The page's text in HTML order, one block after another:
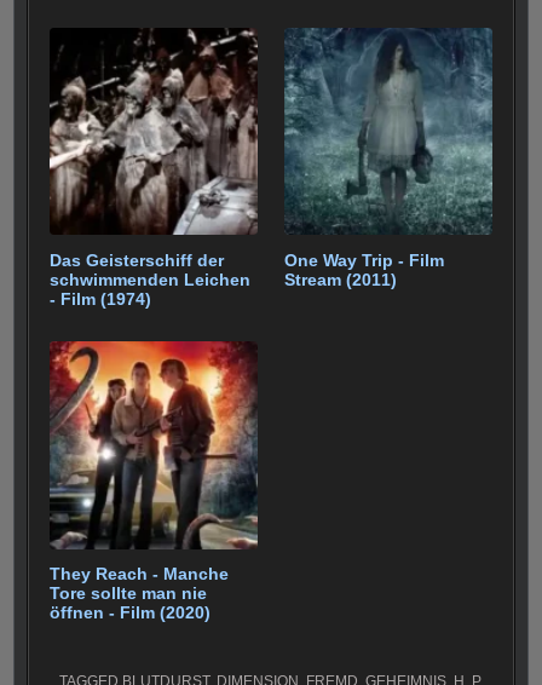
Das Geisterschiff der
schwimmenden Leichen
- Film (1974)
One Way Trip - Film
Stream (2011)
They Reach - Manche
Tore sollte man nie
öffnen - Film (2020)
TAGGED BLUTDURST, DIMENSION FREMD GEHEIMNIS H. P.